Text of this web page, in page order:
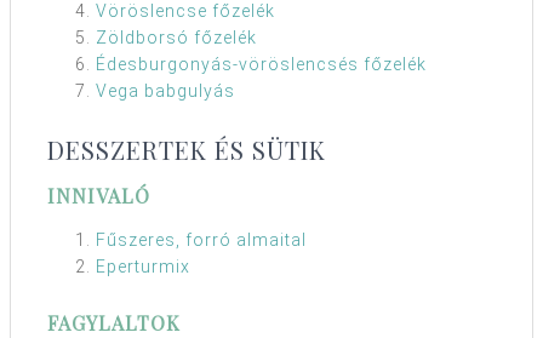
Vöröslencse főzelék
Zöldborsó főzelék
Édesburgonyás-vöröslencsés főzelék
Vega babgulyás
DESSZERTEK ÉS SÜTIK
INNIVALÓ
Fűszeres, forró almaital
Eperturmix
FAGYLALTOK